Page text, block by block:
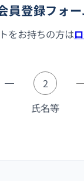
員登録フォ
をお持ちの方は
2
氏名等